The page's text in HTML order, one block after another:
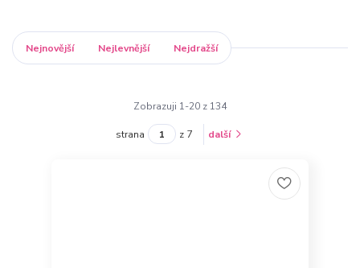
Nejnovější Nejlevnější Nejdražší
Zobrazuji 1-20 z 134
strana z 7 další